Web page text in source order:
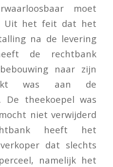
moet
Uit het feit dat het
na de levering
de rechtbank
naar zijn
was aan de
De theekoepel was
niet verwijderd
heeft het
dat slechts
namelijk het